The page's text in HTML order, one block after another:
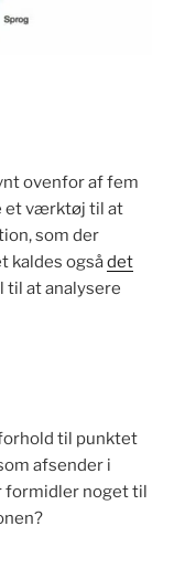
ovenfor af fem
et værktøj til at
som der
kaldes ogsådet
til at analysere
til punktet
afsender i
formidler noget til